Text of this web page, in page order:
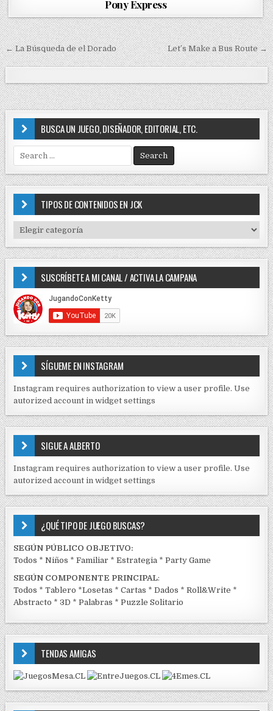
t
e
d
i
Pony Express
N
a
v
e
a
c
i
ó
n
e
e
n
r
a
d
← La Búsqueda de el Dorado Let’s Make a Bus Route →
BUSCA UN JUEGO, DISEÑADOR, EDITORIAL, ETC.
e
a
r
o
r
:
TIPOS DE CONTENIDOS EN JCK
I
P
D
E
C
N
T
I
D
S
E
J
C
K
SUSCRÍBETE A MI CANAL / ACTIVA LA CAMPANA
SÍGUEME EN INSTAGRAM
Instagram requires authorization to view a user profile. Use
autorized account in widget settings
SIGUE A ALBERTO
Instagram requires authorization to view a user profile. Use
autorized account in widget settings
¿QUÉ TIPO DE JUEGO BUSCAS?
SEGÚN PÚBLICO OBJETIVO:
Todos *Niños *Familiar *Estrategia *Party Game
SEGÚN COMPONENTE PRINCIPAL:
Todos *Tablero *Losetas *Cartas *Dados *Roll&Write *
Abstracto *3D *Palabras *Puzzle Solitario
TENDAS AMIGAS